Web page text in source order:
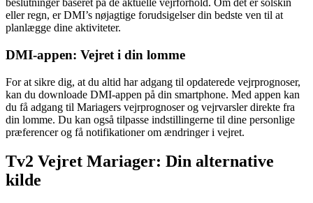
beslutninger baseret på de aktuelle vejrforhold. Om det er solskin
eller regn, er DMI’s nøjagtige forudsigelser din bedste ven til at
planlægge dine aktiviteter.
DMI-appen: Vejret i din lomme
For at sikre dig, at du altid har adgang til opdaterede vejrprognoser,
kan du downloade DMI-appen på din smartphone. Med appen kan
du få adgang til Mariagers vejrprognoser og vejrvarsler direkte fra
din lomme. Du kan også tilpasse indstillingerne til dine personlige
præferencer og få notifikationer om ændringer i vejret.
Tv2 Vejret Mariager: Din alternative
kilde